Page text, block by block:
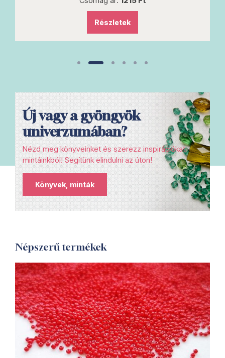
Részletek
Új vagy a gyöngyök
univerzumában?
Nézd meg könyveinket és szerezz inspirációkat
mintáinkból! Segítünk elindulni az úton!
Könyvek, minták
Népszerű termékek